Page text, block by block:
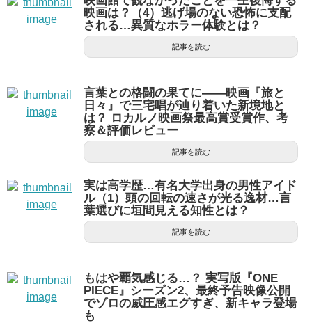
映画は？（4）逃げ場のない恐怖に支配
される…異質なホラー体験とは？
記事を読む
言葉との格闘の果てに――映画『旅と
日々』で三宅唱が辿り着いた新境地と
は？ ロカルノ映画祭最高賞受賞作、考
察＆評価レビュー
記事を読む
実は高学歴…有名大学出身の男性アイド
ル（1）頭の回転の速さが光る逸材…言
葉選びに垣間見える知性とは？
記事を読む
もはや覇気感じる…？ 実写版『ONE
PIECE』シーズン2、最終予告映像公開
でゾロの威圧感エグすぎ、新キャラ登場
も